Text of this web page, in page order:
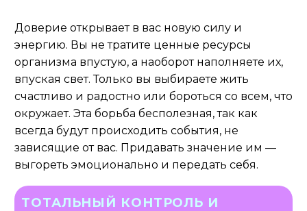
Доверие открывает в вас новую силу и
энергию. Вы не тратите ценные ресурсы
организма впустую, а наоборот наполняете их,
впуская свет. Только вы выбираете жить
счастливо и радостно или бороться со всем, что
окружает. Эта борьба бесполезная, так как
всегда будут происходить события, не
зависящие от вас. Придавать значение им —
выгореть эмоционально и передать себя.
ТОТАЛЬНЫЙ КОНТРОЛЬ И